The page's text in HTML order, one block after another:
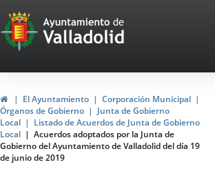
Portal
Web
del
Ayuntamiento
de
Valladolid
HomeEl Ayuntamiento
Corporación Municipal
Órganos de Gobierno
Junta de Gobierno
Local
Listado de Acuerdos de Junta de Gobierno
Local
Acuerdos adoptados por la Junta de
Gobierno del Ayuntamiento de Valladolid del día 19
de junio de 2019